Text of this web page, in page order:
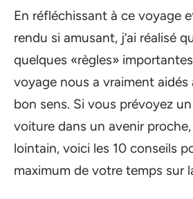
En réfléchissant à ce voyage
rendu si amusant, j’ai réalisé
quelques «règles»
voyage nous a vraiment aidés
bon sens. Si vous prévoyez
voiture dans un avenir
lointain, voici les 10 conseils
maximum de votre temps sur